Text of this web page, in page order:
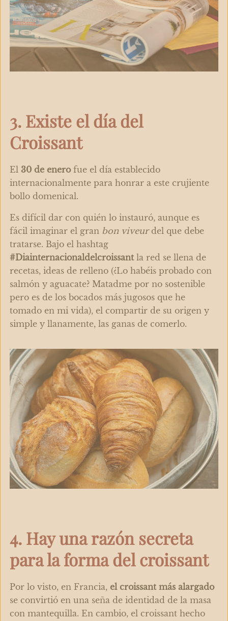
3. Existe el día del
Croissant
El 30 de enerofue el día establecido
internacionalmente para honrar a este crujiente
bollo domenical.
Es difícil dar con quién lo instauró, aunque es
fácil imaginar el granbon viveurdel que debe
tratarse. Bajo el hashtag
#Diainternacionaldelcroissantla red se llena de
recetas, ideas de relleno (¿Lo habéis probado con
salmón y aguacate? Matadme por no sostenible
pero es de los bocados más jugosos que he
tomado en mi vida), el compartir de su origen y
simple y llanamente, las ganas de comerlo.
4. Hay una razón secreta
para la forma del croissant
Por lo visto, en Francia, el croissant más alargado
se convirtió en una seña de identidad de la masa
con mantequilla. En cambio, el croissant hecho